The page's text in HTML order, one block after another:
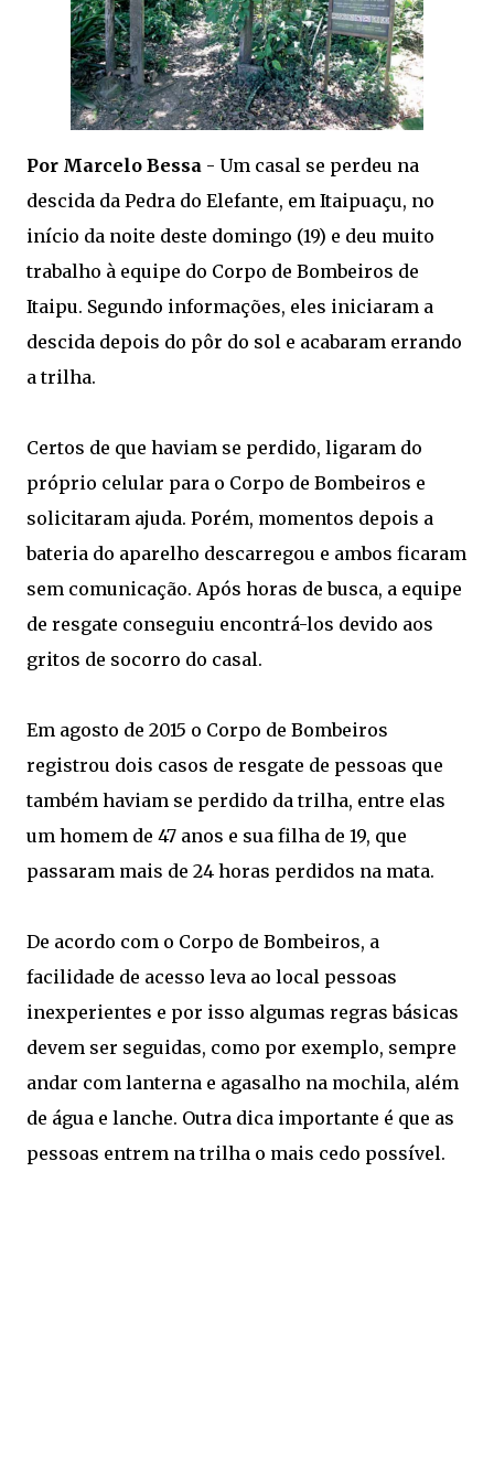
Por Marcelo Bessa - Um casal se perdeu na
descida da Pedra do Elefante, em Itaipuaçu, no
início da noite deste domingo (19) e deu muito
trabalho à equipe do Corpo de Bombeiros de
Itaipu. Segundo informações, eles iniciaram a
descida depois do pôr do sol e acabaram errando
a trilha.
Certos de que haviam se perdido, ligaram do
próprio celular para o Corpo de Bombeiros e
solicitaram ajuda. Porém, momentos depois a
bateria do aparelho descarregou e ambos ficaram
sem comunicação. Após horas de busca, a equipe
de resgate conseguiu encontrá-los devido aos
gritos de socorro do casal.
Em agosto de 2015 o Corpo de Bombeiros
registrou dois casos de resgate de pessoas que
também haviam se perdido da trilha, entre elas
um homem de 47 anos e sua filha de 19, que
passaram mais de 24 horas perdidos na mata.
De acordo com o Corpo de Bombeiros, a
facilidade de acesso leva ao local pessoas
inexperientes e por isso algumas regras básicas
devem ser seguidas, como por exemplo, sempre
andar com lanterna e agasalho na mochila, além
de água e lanche. Outra dica importante é que as
pessoas entrem na trilha o mais cedo possível.